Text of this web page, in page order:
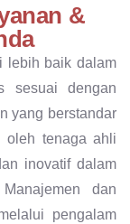
&
lebih baik dalam
sesuai dengan
yang berstandar
oleh tenaga ahli
inovatif dalam
dan
pengalam